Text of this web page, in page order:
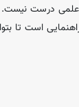
درست نیست.
است تا